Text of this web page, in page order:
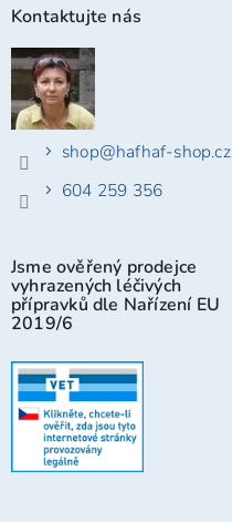
Kontaktujte nás
shop@hafhaf-shop.cz
604 259 356
Jsme ověřený prodejce
vyhrazených léčivých
přípravků dle Nařízení EU
2019/6